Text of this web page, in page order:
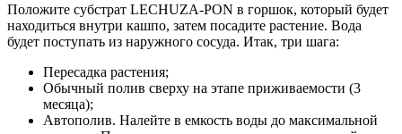
Положите субстрат LECHUZA-PON в горшок, который будет
находиться внутри кашпо, затем посадите растение. Вода
будет поступать из наружного сосуда. Итак, три шага:
Пересадка растения;
Обычный полив сверху на этапе приживаемости (3
месяца);
Автополив. Налейте в емкость воды до максимальной